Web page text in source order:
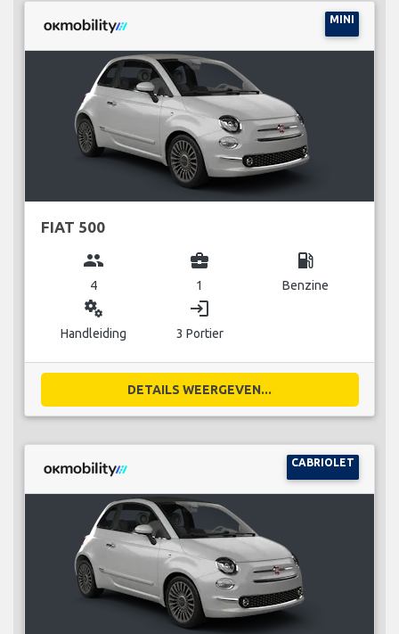
MINI
FIAT 500
group
4
business_center
1
local_gas_station
Benzine
miscellaneous_services
Handleiding
login
3 Portier
DETAILS WEERGEVEN...
CABRIOLET